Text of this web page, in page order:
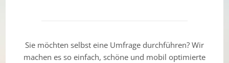
Sie möchten selbst eine Umfrage durchführen? Wir
machen es so einfach, schöne und mobil optimierte